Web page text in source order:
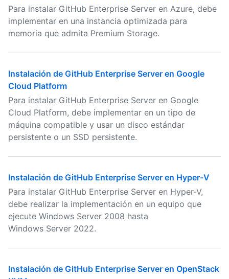
Para instalar GitHub Enterprise Server en Azure, debe
implementar en una instancia optimizada para
memoria que admita Premium Storage.
Instalación de GitHub Enterprise Server en Google
Cloud Platform
Para instalar GitHub Enterprise Server en Google
Cloud Platform, debe implementar en un tipo de
máquina compatible y usar un disco estándar
persistente o un SSD persistente.
Instalación de GitHub Enterprise Server en Hyper-V
Para instalar GitHub Enterprise Server en Hyper-V,
debe realizar la implementación en un equipo que
ejecute Windows Server 2008 hasta
Windows Server 2022.
Instalación de GitHub Enterprise Server en OpenStack